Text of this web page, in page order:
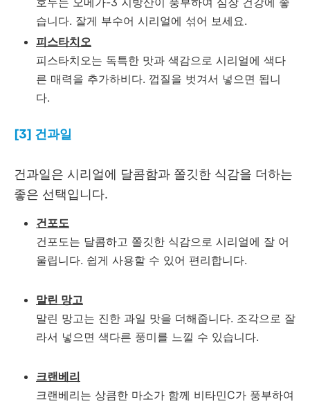
습니다. 잘게 부수어 시리얼에 섞어 보세요.
피스타치오
피스타치오는 독특한 맛과 색감으로 시리얼에 색다
른 매력을 추가하비다. 껍질을 벗겨서 넣으면 됩니
다.
[3] 건과일
건과일은 시리얼에 달콤함과 쫄깃한 식감을 더하는
좋은 선택입니다.
건포도
건포도는 달콤하고 쫄깃한 식감으로 시리얼에 잘 어
울립니다. 쉽게 사용할 수 있어 편리합니다.
말린 망고
말린 망고는 진한 과일 맛을 더해줍니다. 조각으로 잘
라서 넣으면 색다른 풍미를 느낄 수 있습니다.
크랜베리
크랜베리는 상큼한 마소가 함께 비타민C가 풍부하여